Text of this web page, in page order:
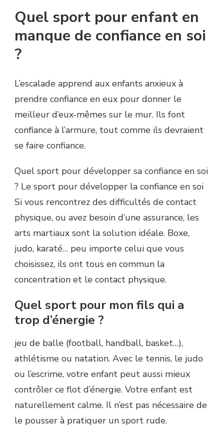
Quel sport pour enfant en
manque de confiance en soi
?
L’escalade apprend aux enfants anxieux à
prendre confiance en eux pour donner le
meilleur d’eux-mêmes sur le mur. Ils font
confiance à l’armure, tout comme ils devraient
se faire confiance.
Quel sport pour développer sa confiance en soi
? Le sport pour développer la confiance en soi
Si vous rencontrez des difficultés de contact
physique, ou avez besoin d’une assurance, les
arts martiaux sont la solution idéale. Boxe,
judo, karaté… peu importe celui que vous
choisissez, ils ont tous en commun la
concentration et le contact physique.
Quel sport pour mon fils qui a
trop d’énergie ?
jeu de balle (football, handball, basket…),
athlétisme ou natation. Avec le tennis, le judo
ou l’escrime, votre enfant peut aussi mieux
contrôler ce flot d’énergie. Votre enfant est
naturellement calme. Il n’est pas nécessaire de
le pousser à pratiquer un sport rude.